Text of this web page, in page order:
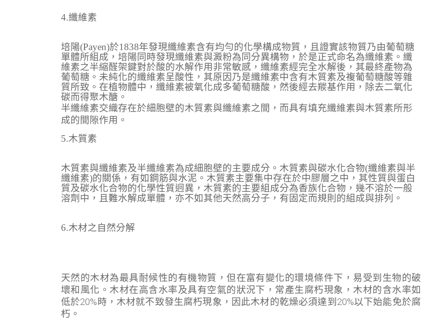
4.纖維素
培陽(Payen)於1838年發現纖維素含有均勻的化學構成物質，且證實該物質乃由葡萄糖
單體所組成，培陽同時發現纖維素與澱粉為同分異構物，於是正式命名為纖維素。纖
維素之半縮醛架鍵對於酸的水解作用非常敏感，纖維素經完全水解後，其最終產物為
葡萄糖。未純化的纖維素呈酸性，其原因乃是纖維素中含有木質素及複葡萄糖酸等雜
質所致。在植物體中，纖維素被氧化成多葡萄糖酸，然後經去羰基作用，除去二氧化
碳而得聚木醣。
半纖維素交織存在於細胞壁的木質素與纖維素之間，而具有填充纖維素與木質素所形
成的間隙作用。
5.木質素
木質素與纖維素及半纖維素為成細胞壁的主要成分。木質素與碳水化合物(纖維素與半
纖維素)的關係，有如鋼筋與水泥。木質素主要集中存在於中膠層之中，其性質與蛋白
質及碳水化合物的化學性質迥異，木質素的主要組成分為香族化合物，幾不溶於一般
溶劑中，且難水解成單體，亦不如其他天然高分子，有固定而規則的組成與排列。
6.木材之自然分解
天然的木材為最具耐候性的有機物質，但在富有變化的環境條件下，易受到生物的破
壞和風化。木材在高含水率及具有空氣的狀況下，常產生腐朽現象，木材的含水率如
低於20%時，木材就不致發生腐朽現象，因此木材的乾燥必須達到20%以下始能免於腐
朽。